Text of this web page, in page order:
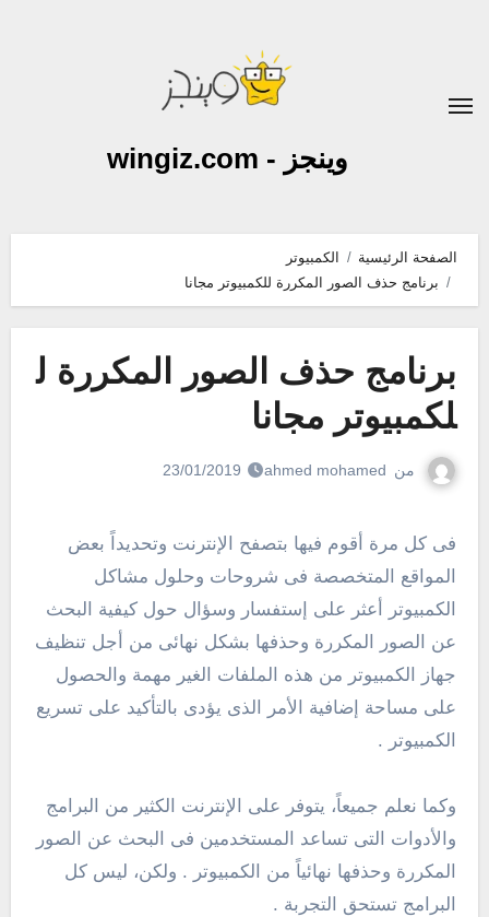
وينجز - wingiz.com
الصفحة الرئيسية
الكمبيوتر
برنامج حذف الصور المكررة للكمبيوتر مجانا
برنامج حذف الصور المكررة ل
لكمبيوتر مجانا
من ahmed mohamed
23/01/2019
فى كل مرة أقوم فيها بتصفح الإنترنت وتحديداً بعض
المواقع المتخصصة فى شروحات وحلول مشاكل
الكمبيوتر أعثر على إستفسار وسؤال حول كيفية البحث
عن الصور المكررة وحذفها بشكل نهائى من أجل تنظيف
جهاز الكمبيوتر من هذه الملفات الغير مهمة والحصول
على مساحة إضافية الأمر الذى يؤدى بالتأكيد على تسريع
الكمبيوتر .
وكما نعلم جميعاً، يتوفر على الإنترنت الكثير من البرامج
والأدوات التى تساعد المستخدمين فى البحث عن الصور
المكررة وحذفها نهائياً من الكمبيوتر . ولكن، ليس كل
البرامج تستحق التجربة .